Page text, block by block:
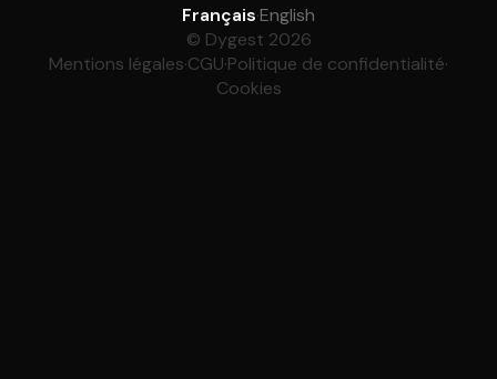
Français·English
© Dygest 2026
Mentions légales·CGU·Politique de confidentialité·
Cookies